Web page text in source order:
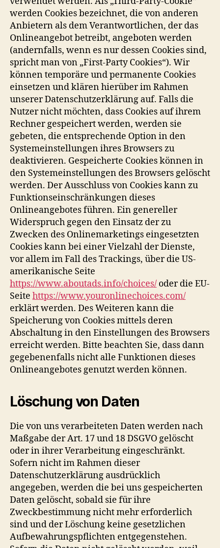
werden Cookies bezeichnet, die von anderen
Anbietern als dem Verantwortlichen, der das
Onlineangebot betreibt, angeboten werden
(andernfalls, wenn es nur dessen Cookies sind,
spricht man von „First-Party Cookies“). Wir
können temporäre und permanente Cookies
einsetzen und klären hierüber im Rahmen
unserer Datenschutzerklärung auf. Falls die
Nutzer nicht möchten, dass Cookies auf ihrem
Rechner gespeichert werden, werden sie
gebeten, die entsprechende Option in den
Systemeinstellungen ihres Browsers zu
deaktivieren. Gespeicherte Cookies können in
den Systemeinstellungen des Browsers gelöscht
werden. Der Ausschluss von Cookies kann zu
Funktionseinschränkungen dieses
Onlineangebotes führen. Ein genereller
Widerspruch gegen den Einsatz der zu
Zwecken des Onlinemarketings eingesetzten
Cookies kann bei einer Vielzahl der Dienste,
vor allem im Fall des Trackings, über die US-
amerikanische Seite
https://www.aboutads.info/choices/ oder die EU-
Seite https://www.youronlinechoices.com/
erklärt werden. Des Weiteren kann die
Speicherung von Cookies mittels deren
Abschaltung in den Einstellungen des Browsers
erreicht werden. Bitte beachten Sie, dass dann
gegebenenfalls nicht alle Funktionen dieses
Onlineangebotes genutzt werden können.
Löschung von Daten
Die von uns verarbeiteten Daten werden nach
Maßgabe der Art. 17 und 18 DSGVO gelöscht
oder in ihrer Verarbeitung eingeschränkt.
Sofern nicht im Rahmen dieser
Datenschutzerklärung ausdrücklich
angegeben, werden die bei uns gespeicherten
Daten gelöscht, sobald sie für ihre
Zweckbestimmung nicht mehr erforderlich
sind und der Löschung keine gesetzlichen
Aufbewahrungspflichten entgegenstehen.